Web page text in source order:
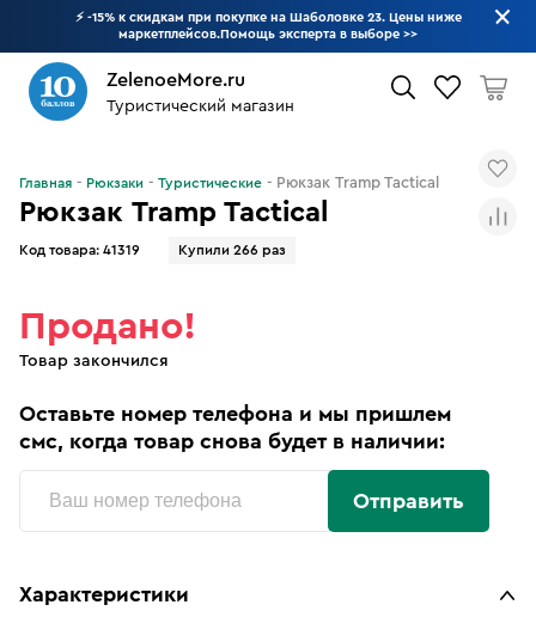
⚡ -15% к скидкам при покупке на Шаболовке 23. Цены ниже
маркетплейсов.Помощь эксперта в выборе >>
ZelenoeMore.ru
Туристический магазин
Рюкзак Tramp Tactical
Код товара: 41319 Купили 266 раз
Главная Рюкзаки Туристические Рюкзак Tramp Tactical
Продано!
Товар закончился
Оставьте номер телефона и мы пришлем
смс, когда товар снова будет в наличии:
Отправить
Характеристики